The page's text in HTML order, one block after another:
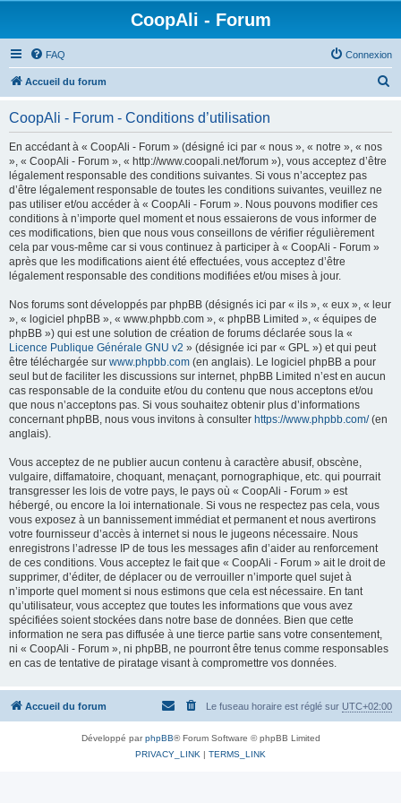
CoopAli - Forum
FAQ Connexion
Accueil du forum
CoopAli - Forum - Conditions d’utilisation
En accédant à « CoopAli - Forum » (désigné ici par « nous », « notre », « nos
», « CoopAli - Forum », « http://www.coopali.net/forum »), vous acceptez d’être
légalement responsable des conditions suivantes. Si vous n’acceptez pas
d’être légalement responsable de toutes les conditions suivantes, veuillez ne
pas utiliser et/ou accéder à « CoopAli - Forum ». Nous pouvons modifier ces
conditions à n’importe quel moment et nous essaierons de vous informer de
ces modifications, bien que nous vous conseillons de vérifier régulièrement
cela par vous-même car si vous continuez à participer à « CoopAli - Forum »
après que les modifications aient été effectuées, vous acceptez d’être
légalement responsable des conditions modifiées et/ou mises à jour.
Nos forums sont développés par phpBB (désignés ici par « ils », « eux », « leur
», « logiciel phpBB », « www.phpbb.com », « phpBB Limited », « équipes de
phpBB ») qui est une solution de création de forums déclarée sous la «
Licence Publique Générale GNU v2 » (désignée ici par « GPL ») et qui peut
être téléchargée sur www.phpbb.com (en anglais). Le logiciel phpBB a pour
seul but de faciliter les discussions sur internet, phpBB Limited n’est en aucun
cas responsable de la conduite et/ou du contenu que nous acceptons et/ou
que nous n’acceptons pas. Si vous souhaitez obtenir plus d’informations
concernant phpBB, nous vous invitons à consulter https://www.phpbb.com/(en
anglais).
Vous acceptez de ne publier aucun contenu à caractère abusif, obscène,
vulgaire, diffamatoire, choquant, menaçant, pornographique, etc. qui pourrait
transgresser les lois de votre pays, le pays où « CoopAli - Forum » est
hébergé, ou encore la loi internationale. Si vous ne respectez pas cela, vous
vous exposez à un bannissement immédiat et permanent et nous avertirons
votre fournisseur d’accès à internet si nous le jugeons nécessaire. Nous
enregistrons l’adresse IP de tous les messages afin d’aider au renforcement
de ces conditions. Vous acceptez le fait que « CoopAli - Forum » ait le droit de
supprimer, d’éditer, de déplacer ou de verrouiller n’importe quel sujet à
n’importe quel moment si nous estimons que cela est nécessaire. En tant
qu’utilisateur, vous acceptez que toutes les informations que vous avez
spécifiées soient stockées dans notre base de données. Bien que cette
information ne sera pas diffusée à une tierce partie sans votre consentement,
ni « CoopAli - Forum », ni phpBB, ne pourront être tenus comme responsables
en cas de tentative de piratage visant à compromettre vos données.
Accueil du forum Le fuseau horaire est réglé sur UTC+02:00
Développé parphpBB® Forum Software © phpBB Limited
PRIVACY_LINK | TERMS_LINK